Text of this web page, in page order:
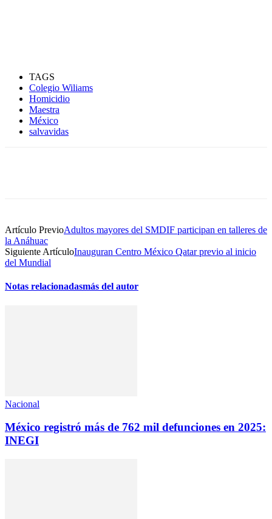
TAGS
Colegio Wiliams
Homicidio
Maestra
México
salvavidas
Artículo PrevioAdultos mayores del SMDIF participan en talleres de
la Anáhuac
Siguiente ArtículoInauguran Centro México Qatar previo al inicio
del Mundial
Notas relacionadasmás del autor
Nacional
México registró más de 762 mil defunciones en 2025:
INEGI